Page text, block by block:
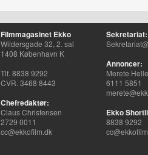
Filmmagasinet Ekko
Wildersgade 32, 2. sal
1408 København K
Tlf. 8838 9292
CVR. 3468 8443
Chefredaktør:
Claus Christensen
2729 0011
cc@ekkofilm.dk
Sekretariat:
Annoncer:
Merete
6111 5851
Ekko
8838 9292